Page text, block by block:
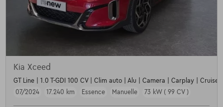
Kia Xceed
GT Line | 1.0 T-GDI 100 CV | Clim auto | Alu | Camera | Carplay | Cruise
07/2024
17.240 km Essence Manuelle 73 kW ( 99 CV )